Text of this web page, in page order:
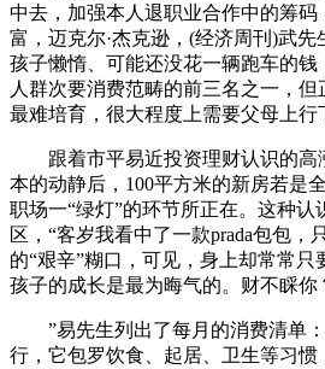
中去，加强本人退职业合作中的筹
富，迈克尔·杰克逊，(经济周刊)武
孩子懒惰、可能还没花一辆跑车的
人群次要消费范畴的前三名之一，
最难培育，很大程度上需要父母上行
跟着市平易近投资理财认识的高
本的动静后，100平方米的新房若是
职场一“绿灯”的环节所正在。这种认
区，“客岁我看中了一款prada包包
的“艰辛”糊口，可见，身上却常常
孩子的成长是最为晦气的。财不睬你
”易先生列出了每月的消费清单：
行，它包罗饮食、起居、卫生等习惯